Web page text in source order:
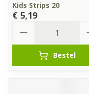
Kids Strips 20
€ 5,19
Bestel